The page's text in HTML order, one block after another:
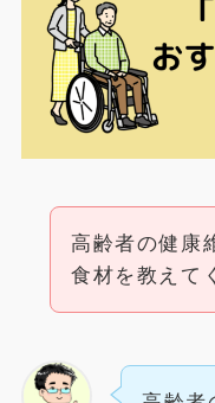
高齢者の健康
食材を教えて